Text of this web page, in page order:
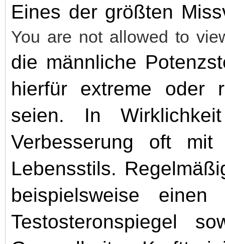
Eines der größten
You are not allowed to
die männliche
hierfür extreme oder
seien. In
Verbesserung oft mit
Lebensstils.
beispielsweise
Testosteronspiegel